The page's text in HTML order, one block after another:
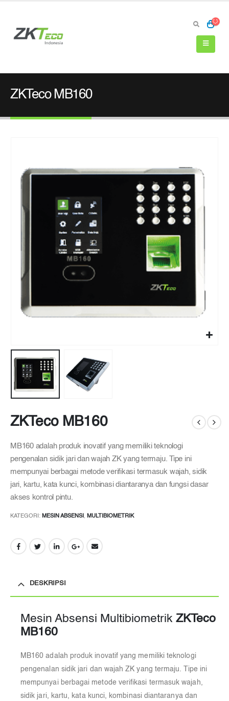
ZKTeco MB160
ZKTeco MB160
MB160 adalah produk inovatif yang memiliki teknologi
pengenalan sidik jari dan wajah ZK yang termaju. Tipe ini
mempunyai berbagai metode verifikasi termasuk wajah, sidik
jari, kartu, kata kunci, kombinasi diantaranya dan fungsi dasar
akses kontrol pintu.
KATEGORI: MESIN ABSENSI , MULTIBIOMETRIK
DESKRIPSI
Mesin Absensi Multibiometrik ZKTeco
MB160
MB160 adalah produk inovatif yang memiliki teknologi
pengenalan sidik jari dan wajah ZK yang termaju. Tipe ini
mempunyai berbagai metode verifikasi termasuk wajah,
sidik jari, kartu, kata kunci, kombinasi diantaranya dan